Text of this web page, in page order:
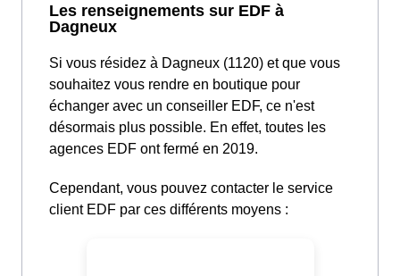
Les renseignements sur EDF à
Dagneux
Si vous résidez à Dagneux (1120) et que vous
souhaitez vous rendre en boutique pour
échanger avec un conseiller EDF, ce n'est
désormais plus possible. En effet, toutes les
agences EDF ont fermé en 2019.
Cependant, vous pouvez contacter le service
client EDF par ces différents moyens :